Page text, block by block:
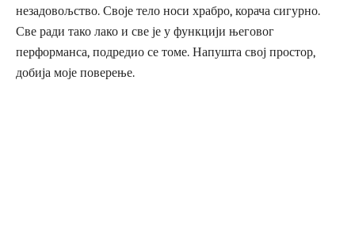
незадовољство. Своје тело носи храбро, корача сигурно.
Све ради тако лако и све је у функцији његовог
перформанса, подредио се томе. Напушта свој простор,
добија моје поверење.